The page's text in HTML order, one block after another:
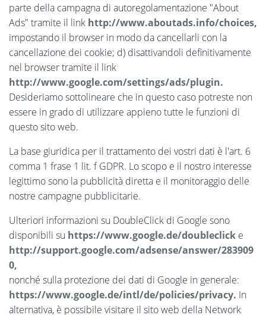
parte della campagna di autoregolamentazione "About
Ads" tramite il link http://www.aboutads.info/choices,
impostando il browser in modo da cancellarli con la
cancellazione dei cookie; d) disattivandoli definitivamente
nel browser tramite il link
http://www.google.com/settings/ads/plugin.
Desideriamo sottolineare che in questo caso potreste non
essere in grado di utilizzare appieno tutte le funzioni di
questo sito web.
La base giuridica per il trattamento dei vostri dati è l'art. 6
comma 1 frase 1 lit. f GDPR. Lo scopo e il nostro interesse
legittimo sono la pubblicità diretta e il monitoraggio delle
nostre campagne pubblicitarie.
Ulteriori informazioni su DoubleClick di Google sono
disponibili su https://www.google.de/doubleclick e
http://support.google.com/adsense/answer/283909
0,
nonché sulla protezione dei dati di Google in generale:
https://www.google.de/intl/de/policies/privacy. In
alternativa, è possibile visitare il sito web della Network